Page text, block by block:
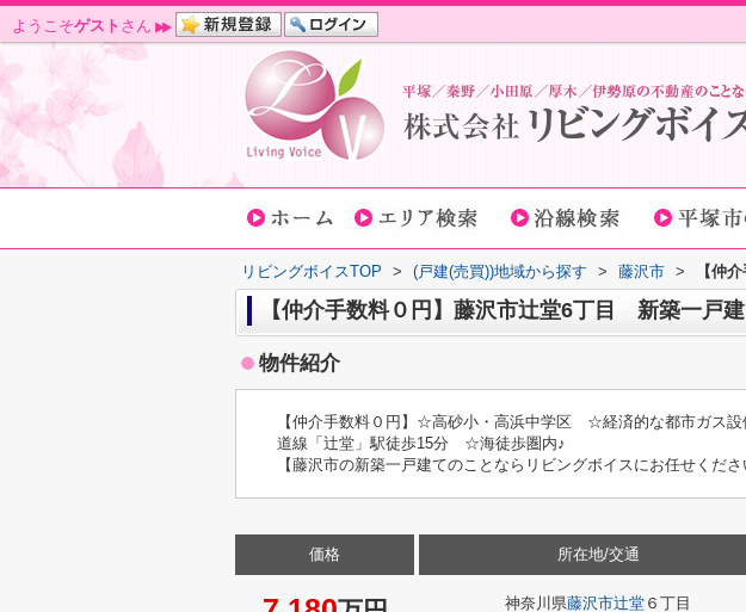
ようこそゲスト さん
リビングボイスTOP > (戸建(売買))地域から探す > 藤沢市 > 【仲
【仲介手数料０円】藤沢市辻堂6丁目 新築一
物件紹介
【仲介手数料０円】☆高砂小・高浜中学区 ☆経済的な都市ガ
道線「辻堂」駅徒歩15分 ☆海徒歩圏内♪
【藤沢市の新築一戸建てのことならリビングボイスにお任せくださ
価格 所在地/交通
神奈川県藤沢市辻堂 ６丁目